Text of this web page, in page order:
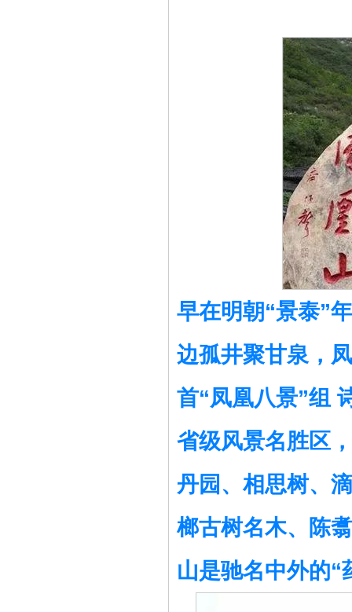
早在明朝“景泰”
边孤井聚甘泉，
首“凤凰八景”组
省级风景名胜区
丹园、相思树、
榔古树名木、陈
山是驰名中外的“